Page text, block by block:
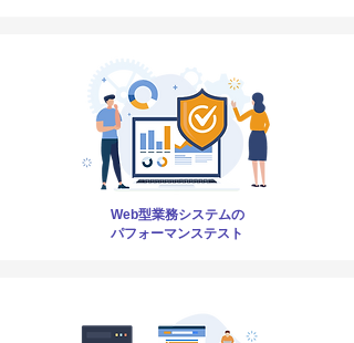
Web型業務システムの
パフォーマンステスト